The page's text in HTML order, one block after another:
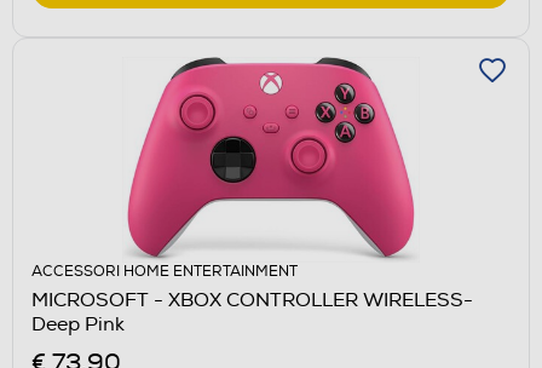
ACCESSORI HOME ENTERTAINMENT
MICROSOFT - XBOX CONTROLLER WIRELESS-
Deep Pink